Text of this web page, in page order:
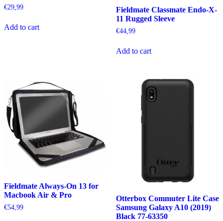
€29,99
Add to cart
Fieldmate Classmate Endo-X-
11 Rugged Sleeve
€44,99
Add to cart
Fieldmate Always-On 13 for
Macbook Air & Pro
€54,99
Otterbox Commuter Lite Case
Samsung Galaxy A10 (2019)
Black 77-63350